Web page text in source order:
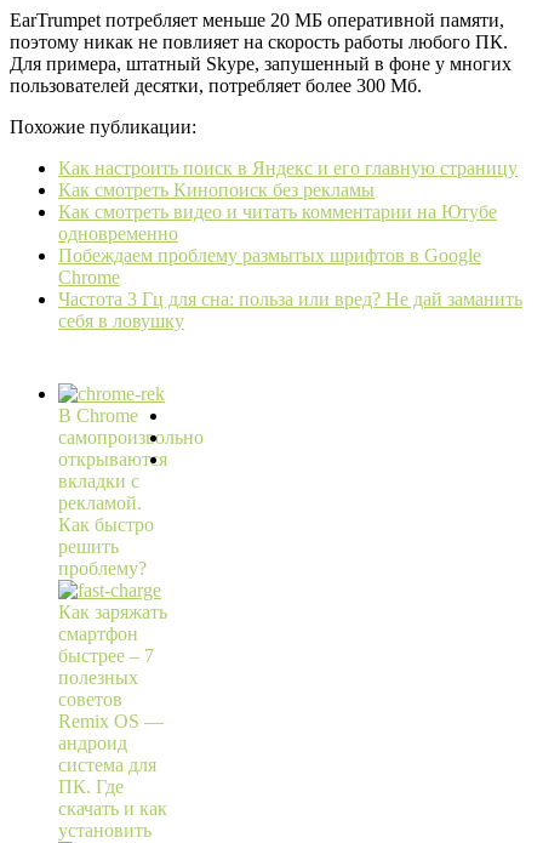
EarTrumpet потребляет меньше 20 МБ оперативной памяти,
поэтому никак не повлияет на скорость работы любого ПК.
Для примера, штатный Skype, запушенный в фоне у многих
пользователей десятки, потребляет более 300 Мб.
Похожие публикации:
Как настроить поиск в Яндекс и его главную страницу
Как смотреть Кинопоиск без рекламы
Как смотреть видео и читать комментарии на Ютубе
одновременно
Побеждаем проблему размытых шрифтов в Google
Chrome
Частота 3 Гц для сна: польза или вред? Не дай заманить
себя в ловушку
В Chrome
самопроизвольно
открываются
вкладки с
рекламой.
Как быстро
решить
проблему?
Как заряжать
смартфон
быстрее – 7
полезных
советов
Remix OS —
андроид
система для
ПК. Где
скачать и как
установить